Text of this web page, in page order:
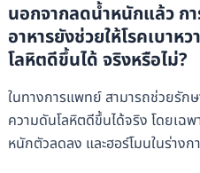
นอกจากลดน้ำหนักแล้ว ก
อาหารยังช่วยให้โรคเบาห
โลหิตดีขึ้นได้ จริงหรือไม่?
ในทางการแพทย์ สามารถช่วยรักษ
ความดันโลหิตดีขึ้นได้จริง โดยเฉพ
หนักตัวลดลง และฮอร์โมนในร่าง